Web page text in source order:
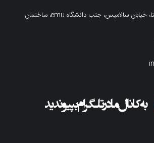
قبرس شمالی، فاماگوستا، خیابان سالامیس، جنب دانشگاه emu، ساختمان